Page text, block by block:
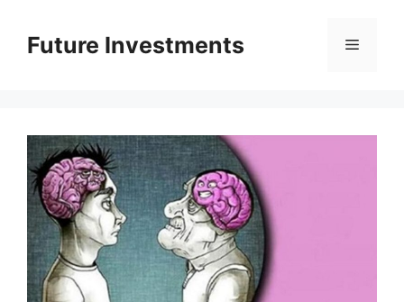
вмістуFuture Investments Меню